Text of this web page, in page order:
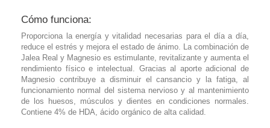
Cómo funciona:
Proporciona la energía y vitalidad necesarias para el día a día,
reduce el estrés y mejora el estado de ánimo. La combinación de
Jalea Real y Magnesio es estimulante, revitalizante y aumenta el
rendimiento físico e intelectual. Gracias al aporte adicional de
Magnesio contribuye a disminuir el cansancio y la fatiga, al
funcionamiento normal del sistema nervioso y al mantenimiento
de los huesos, músculos y dientes en condiciones normales.
Contiene 4% de HDA, ácido orgánico de alta calidad.